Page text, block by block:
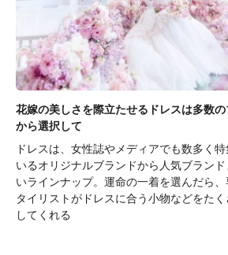
花嫁の美しさを際立たせるドレスは多数の
から選択して
ドレスは、女性誌やメディアでも数多く
いるオリジナルブランドから人気ブラン
いラインナップ。運命の一着を選んだら、
タイリストがドレスに合う小物などをた
してくれる